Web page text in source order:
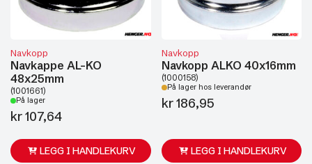
Navkopp
Navkappe AL-KO
48x25mm
(1001661)
På lager
kr107,64
LEGG I HANDLEKURV
Navkopp
Navkopp ALKO 40x16mm
(1000158)
På lager hos leverandør
kr186,95
LEGG I HANDLEKURV